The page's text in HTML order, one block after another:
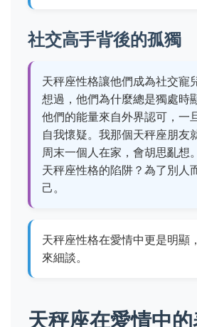
社交高手背後的孤獨
天秤座性格讓他們成為社交寵
想過，他們為什麼總是獨處時
他們的能量來自外界認可，一
自我懷疑。我那個天秤座朋友
周末一個人在家，會胡思亂想
天秤座性格的陷阱？為了別人
己。
天秤座性格在愛情中更是明顯
來細談。
天秤座在愛情中